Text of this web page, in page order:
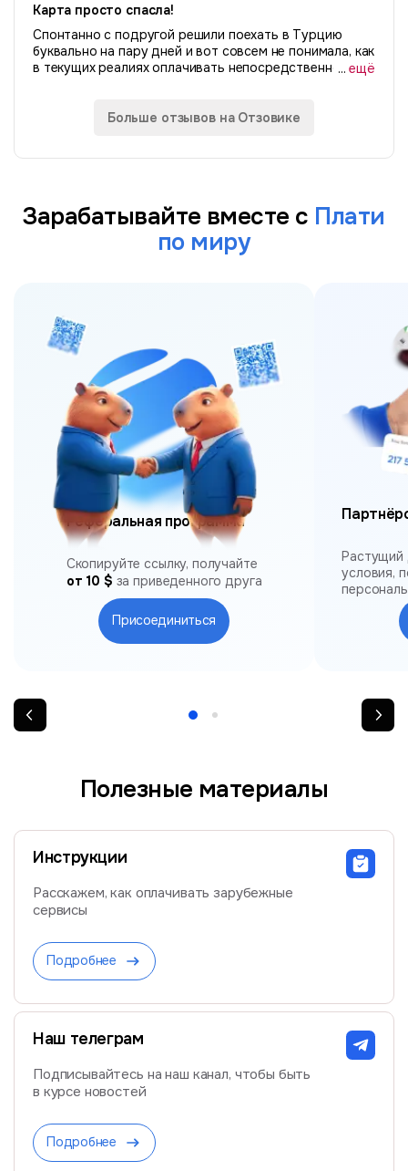
Карта просто спасла!
Спонтанно с подругой решили поехать в Турцию
буквально на пару дней и вот совсем не понимала, как
в текущих реалиях оплачивать непосредственно там.
...ещё
Больше отзывов на Отзовике
Зарабатывайте вместе с Плати
по миру
Реферальная программа
Скопируйте ссылку, получайте
от 10 $ за приведенного друга
Присоединиться
Растущий
условия,
Полезные материалы
Инструкции
Расскажем, как оплачивать зарубежные
сервисы
Подробнее
Наш телеграм
Подписывайтесь на наш канал, чтобы быть
в курсе новостей
Подробнее